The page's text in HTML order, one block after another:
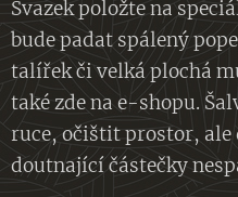
Svazek položte na
bude padat spálený
talířek či velká plochá
také zde na e-shopu.
ruce, očištit prostor, ale
doutnající částečky